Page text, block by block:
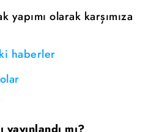
yapımı olarak karşımıza
haberler